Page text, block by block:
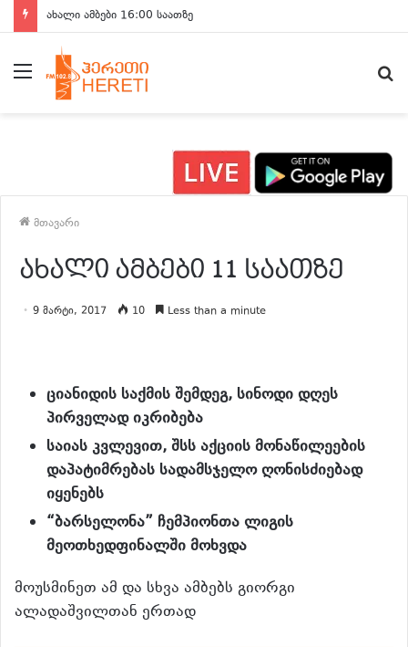
ახალი ამბები 15:00 საათზე
მენიუ
მთავარი
ახალი ამბები 11 საათზე
9 მარტი, 2017 10 Less than a minute
ციანიდის საქმისშემდეგ, სინოდიდღეს
პირველადიკრიბება
საიას კვლევით,შსსაქციისმონაწილეების
დაპატიმრებას სადამსჯელოღონისძიებად
იყენებს
“ბარსელონა” ჩემპიონთალიგის
მეოთხედფინალშიმოხვდა
მოუსმინეთ ამ და სხვა ამბებს გიორგი
ალადაშვილთან ერთად